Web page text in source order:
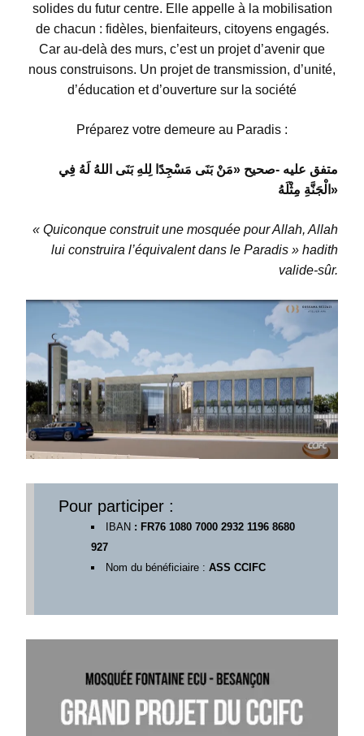
solides du futur centre. Elle appelle à la mobilisation
de chacun : fidèles, bienfaiteurs, citoyens engagés.
Car au-delà des murs, c’est un projet d’avenir que
nous construisons. Un projet de transmission, d’unité,
d’éducation et d’ouverture sur la société
Préparez votre demeure au Paradis :
الْجَنَّةِ مِثْلَهُ»
« Quiconque construit une mosquée pour Allah, Allah
lui construira l’équivalent dans le Paradis » hadith
valide-sûr.
Pour participer :
IBAN : FR76 1080 7000 2932 1196 8680
927
Nom du bénéficiaire : ASS CCIFC